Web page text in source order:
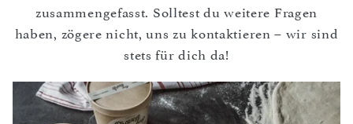
zusammengefasst. Solltest du weitere Fragen
haben, zögere nicht, uns zu kontaktieren – wir sind
stets für dich da!